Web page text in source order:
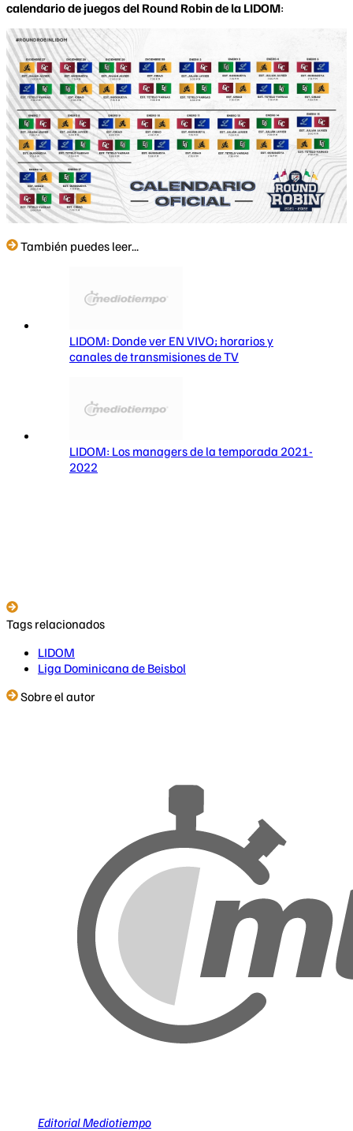
calendario de juegos del Round Robin de la LIDOM:
También puedes leer...
LIDOM: Donde ver EN VIVO; horarios y
canales de transmisiones de TV
LIDOM: Los managers de la temporada 2021-
2022
Tags relacionados
LIDOM
Liga Dominicana de Beisbol
Sobre el autor
Editorial Mediotiempo